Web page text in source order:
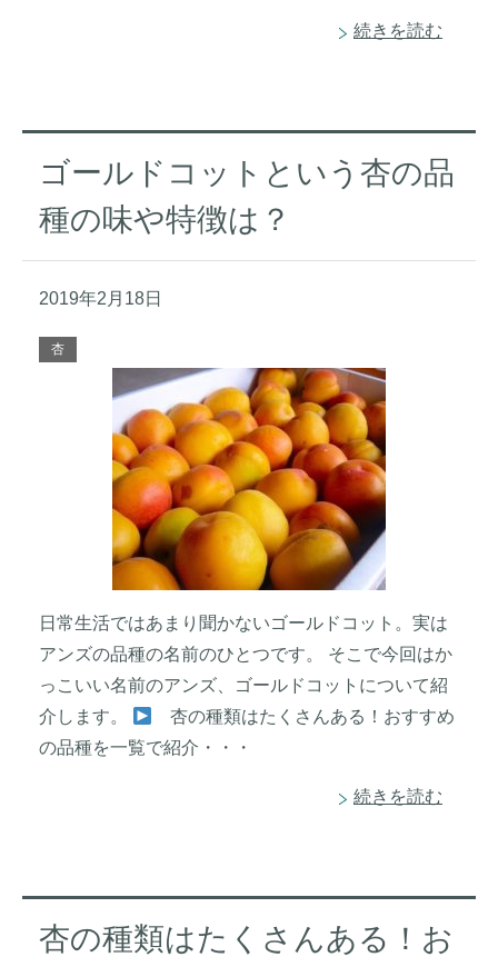
続きを読む
ゴールドコットという杏の品
種の味や特徴は？
2019年2月18日
杏
日常生活ではあまり聞かないゴールドコット。実は
アンズの品種の名前のひとつです。 そこで今回はか
っこいい名前のアンズ、ゴールドコットについて紹
介します。
杏の種類はたくさんある！おすすめ
の品種を一覧で紹介・・・
続きを読む
杏の種類はたくさんある！お